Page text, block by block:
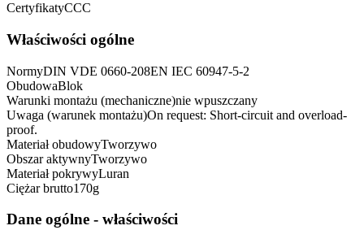
CertyfikatyCCC
Właściwości ogólne
NormyDIN VDE 0660-208EN IEC 60947-5-2
ObudowaBlok
Warunki montażu (mechaniczne)nie wpuszczany
Uwaga (warunek montażu)On request: Short-circuit and overload-
proof.
Materiał obudowyTworzywo
Obszar aktywnyTworzywo
Materiał pokrywyLuran
Ciężar brutto170g
Dane ogólne - właściwości